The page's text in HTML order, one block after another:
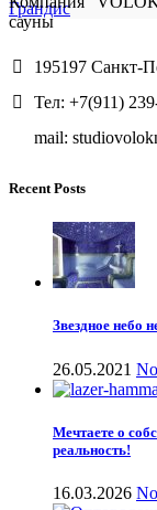
Грандис
сауны
195197 Санкт-
Тел: +7(911)
mail:
Recent Posts
Звездное небо
26.05.2021
Мечтаете о
реальность!
16.03.2026